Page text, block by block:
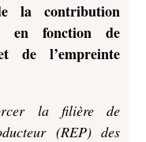
la contribution
en fonction de
de l’empreinte
la filière de
(REP) des